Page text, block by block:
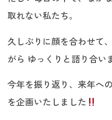
取れない私たち。
久しぶりに顔を合わせて
がら ゆっくりと語り合い
今年を振り返り、来年へ
を企画いたしました